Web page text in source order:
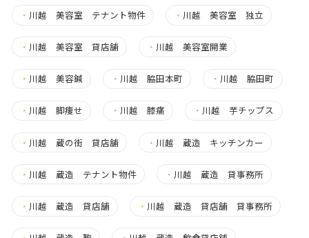
・ 川越 美容室 テナント物件 ・ 川越 美容室 独立
・ 川越 美容室 貸店舗 ・ 川越 美容室開業
・ 川越 美容鍼 ・ 川越 脇田本町 ・ 川越 脇田町
・ 川越 脚痩せ ・ 川越 膝痛 ・ 川越 芋チップス
・ 川越 蔵の街 貸店舗 ・ 川越 蔵造 キッチンカー
・ 川越 蔵造 テナント物件 ・ 川越 蔵造 貸事務所
・ 川越 蔵造 貸店舗 ・ 川越 蔵造 貸店舗 貸事務所